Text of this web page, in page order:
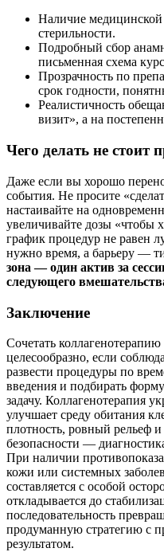
Наличие медицинской
стерильности.
Подробный сбор
письменная схема
Прозрачность по
срок годности,
Реалистичность
визит», а на
Чего делать не стоит
Даже если вы хорошо
события. Не просите
настаивайте на
увеличивайте дозы «чтобы
график процедур не равен
нужно время, а барьеру —
зона — один актив за
следующего
Заключение
Сочетать
целесообразно, если
развести процедуры по
введения и подбирать
задачу. Коллагенотерапия
улучшает среду обитания
плотность, ровный рельеф
безопасности —
При наличии
кожи или системных
составляется с особой
откладывается до
последовательность
продуманную стратегию с
результатом.